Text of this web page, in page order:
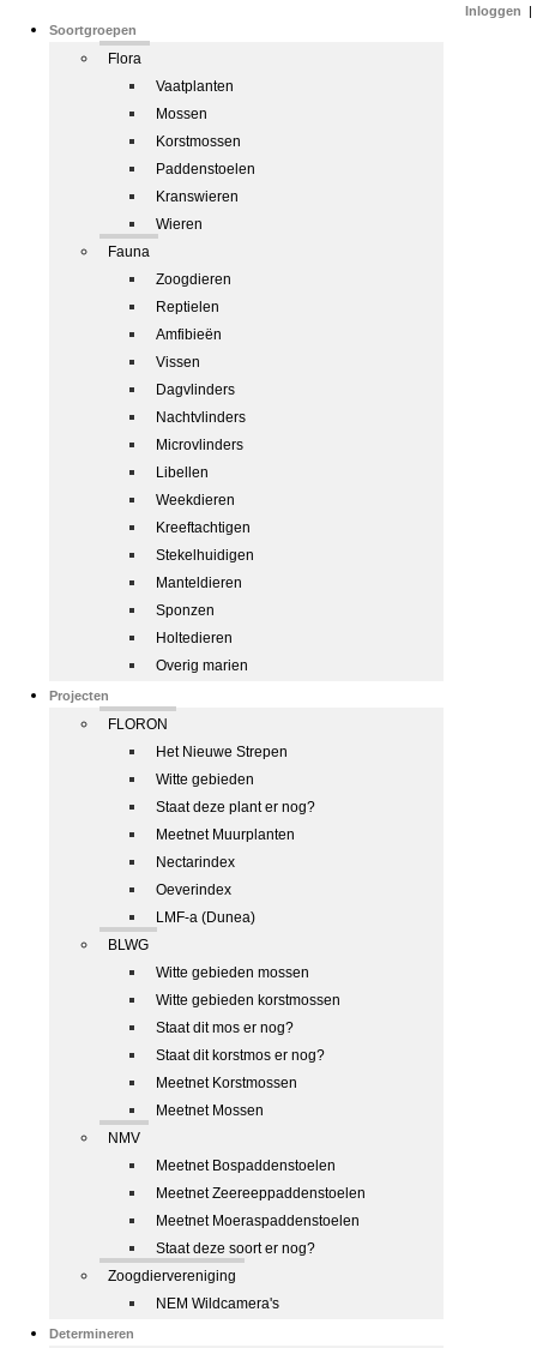
Soortgroepen
Flora
Vaatplanten
Mossen
Korstmossen
Paddenstoelen
Kranswieren
Wieren
Fauna
Zoogdieren
Reptielen
Amfibieën
Vissen
Dagvlinders
Nachtvlinders
Microvlinders
Libellen
Weekdieren
Kreeftachtigen
Stekelhuidigen
Manteldieren
Sponzen
Holtedieren
Overig marien
Projecten
FLORON
Het Nieuwe Strepen
Witte gebieden
Staat deze plant er nog?
Meetnet Muurplanten
Nectarindex
Oeverindex
LMF-a (Dunea)
BLWG
Witte gebieden mossen
Witte gebieden korstmossen
Staat dit mos er nog?
Staat dit korstmos er nog?
Meetnet Korstmossen
Meetnet Mossen
NMV
Meetnet Bospaddenstoelen
Meetnet Zeereeppaddenstoelen
Meetnet Moeraspaddenstoelen
Staat deze soort er nog?
Zoogdiervereniging
NEM Wildcamera's
Determineren
Inloggen |